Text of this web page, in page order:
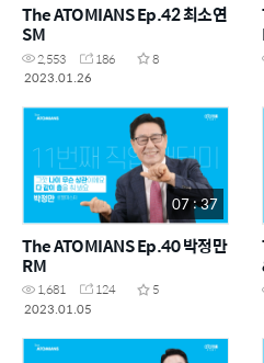
The ATOMIANS Ep.42 최소연
SM
2,553 186
8
2023.01.26
07 : 37
The ATOMIANS Ep.40 박정만
RM
1,681 124
5
2023.01.05